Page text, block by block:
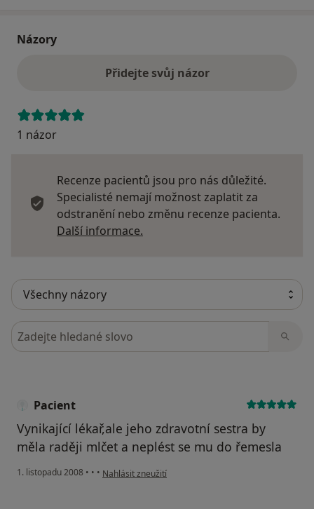
Názory
Přidejte svůj názor
1 názor
Recenze pacientů jsou pro nás důležité.
Specialisté nemají možnost zaplatit za
odstranění nebo změnu recenze pacienta.
Další informace.
Hledejte v názorech
Pacient
Vynikající lékař,ale jeho zdravotní sestra by
měla raději mlčet a neplést se mu do řemesla
1. listopadu 2008 • • • podle názoru uživatele Pacient
Nahlásit zneužití